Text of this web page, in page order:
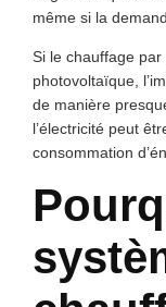
même si la
Si le chauffage
photovoltaïque,
de manière
l’électricité peut
consommation